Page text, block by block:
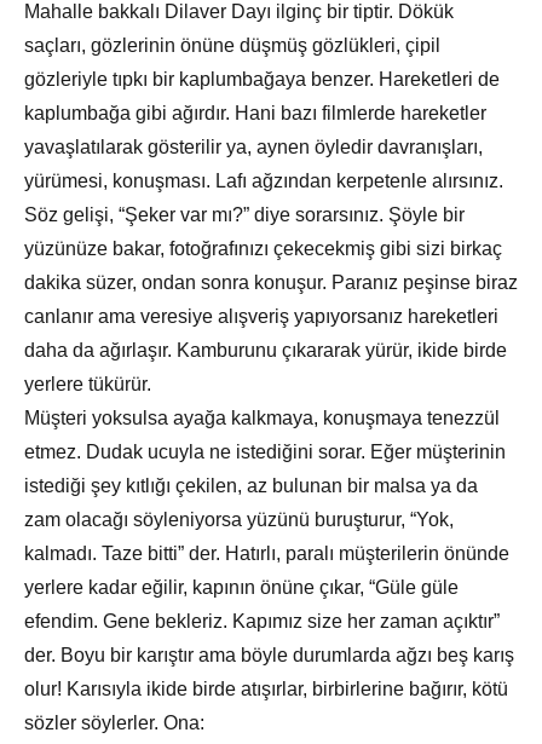
Mahalle bakkalı Dilaver Dayı ilginç bir tiptir. Dökük
saçları, gözlerinin önüne düşmüş gözlükleri, çipil
gözleriyle tıpkı bir kaplumbağaya benzer. Hareketleri de
kaplumbağa gibi ağırdır. Hani bazı filmlerde hareketler
yavaşlatılarak gösterilir ya, aynen öyledir davranışları,
yürümesi, konuşması. Lafı ağzından kerpetenle alırsınız.
Söz gelişi, “Şeker var mı?” diye sorarsınız. Şöyle bir
yüzünüze bakar, fotoğrafınızı çekecekmiş gibi sizi birkaç
dakika süzer, ondan sonra konuşur. Paranız peşinse biraz
canlanır ama veresiye alışveriş yapıyorsanız hareketleri
daha da ağırlaşır. Kamburunu çıkararak yürür, ikide birde
yerlere tükürür.
Müşteri yoksulsa ayağa kalkmaya, konuşmaya tenezzül
etmez. Dudak ucuyla ne istediğini sorar. Eğer müşterinin
istediği şey kıtlığı çekilen, az bulunan bir malsa ya da
zam olacağı söyleniyorsa yüzünü buruşturur, “Yok,
kalmadı. Taze bitti” der. Hatırlı, paralı müşterilerin önünde
yerlere kadar eğilir, kapının önüne çıkar, “Güle güle
efendim. Gene bekleriz. Kapımız size her zaman açıktır”
der. Boyu bir karıştır ama böyle durumlarda ağzı beş karış
olur! Karısıyla ikide birde atışırlar, birbirlerine bağırır, kötü
sözler söylerler. Ona: